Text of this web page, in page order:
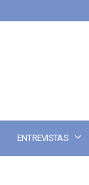
ENTREVISTAS